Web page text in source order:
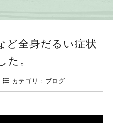
ど全身だるい症状
た。
カテゴリ：ブログ